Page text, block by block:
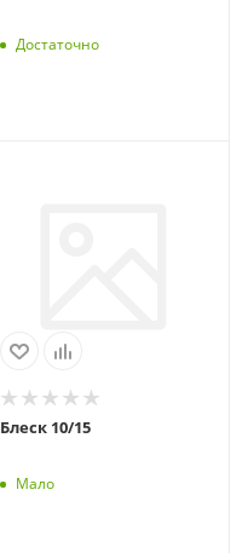
Достаточно
Блеск 10/15
Мало